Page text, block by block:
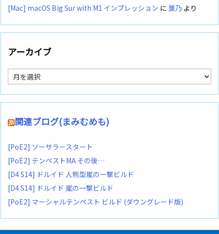
[Mac] macOS Big Sur with M1 インプレッション に 兼乃 より
アーカイブ
ア
ー
カ
イ
関連ブログ(まみむめも)
[PoE2] ソーサラースタート
[PoE2] テンペストMA その後…
[D4 S14] ドルイド 人熊型嵐の一撃ビルド
[D4 S14] ドルイド 嵐の一撃ビルド
[PoE2] マーシャルテンペスト ビルド (ダウングレード版)